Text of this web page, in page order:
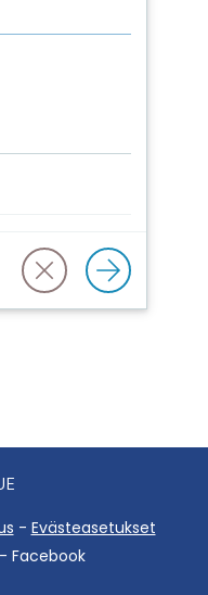
- Evästeasetukset
Facebook